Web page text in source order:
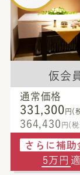
仮会
通常価格
331,300 円(
364,430 円(
さらに補助
5万円